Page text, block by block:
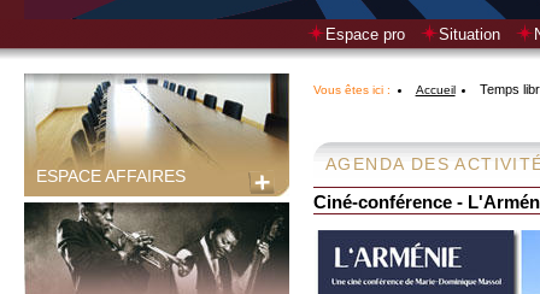
Espace pro Situation
ESPACE AFFAIRES
Vous êtes ici : Accueil Temps
AGENDA DES
Ciné-conférence -